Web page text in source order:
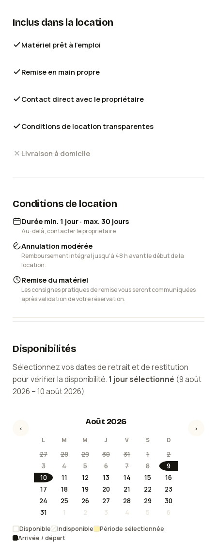
Inclus dans la location
Matériel prêt à l'emploi
Remise en main propre
Contact direct avec le propriétaire
Conditions de location transparentes
Livraison à domicile
Conditions de location
Durée min. 1 jour · max. 30 jours
Au-delà, contacter le propriétaire
Annulation modérée
Remboursement intégral jusqu'à 48 h avant le début de la
location.
Remise du matériel
Les consignes pratiques de remise vous seront communiquées
après validation de votre réservation.
Disponibilités
Sélectionnez vos dates de retrait et de restitution
pour vérifier la disponibilité. 1 joursélectionné (9 août
2026 –10 août 2026)
‹
Août 2026
L M M J V S D
27 28 29 30 31 1
2
3
4 5 6 7 8
9
10
11 12 13 14 15
16
17
18 19 20 21 22
23
24
25 26 27 28 29
30
31
1 2 3 4 5 6
›
Disponible Indisponible
Période sélectionnée
Arrivée / départ